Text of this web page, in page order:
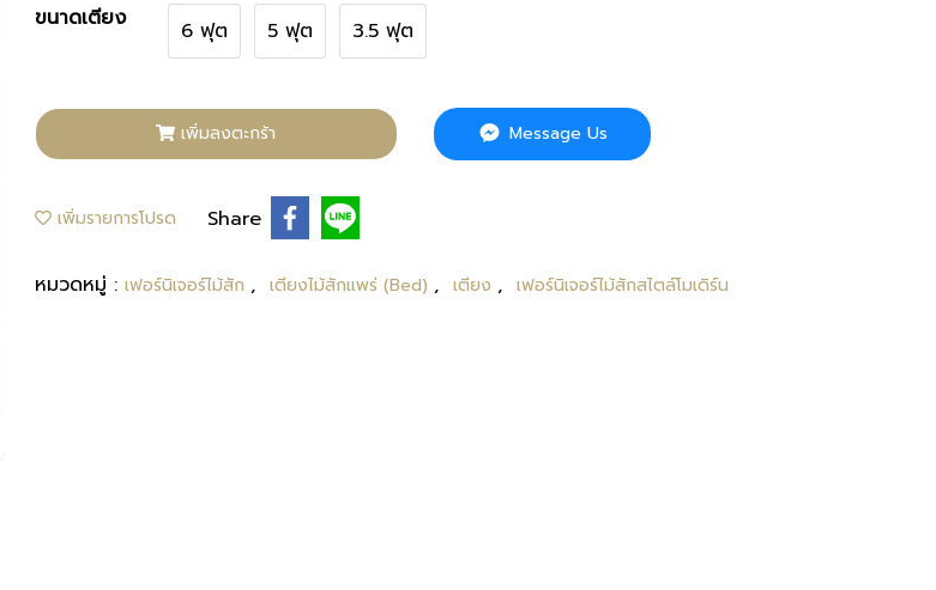
ขนาดเตียง 6 ฟุต 5 ฟุต 3.5 ฟุต
เพิ่มลงตะกร้า Message Us
เพิ่มรายการโปรด Share
หมวดหมู่ : เฟอร์นิเจอร์ไม้สัก , เตียงไม้สักแพร่ (Bed) , เตียง , เฟอร์นิเจอร์ไม้สักสไตล์โมเดิร์น